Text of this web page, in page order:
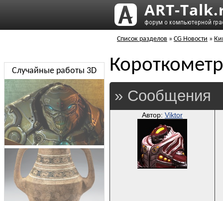
Список разделов » CG Новости »
» Сообщения
Автор: Viktor
Случайные работы 3D